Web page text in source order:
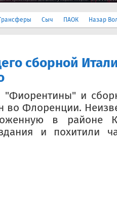
Сыч ПАОК Назар
сборной
"Фиорентины" и
во Флоренции.
в районе
и похитили